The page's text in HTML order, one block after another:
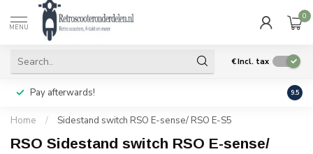
MENU
0
€Incl. tax
Pay afterwards! Geen
9.5
Home / Sidestand switch RSO E-sense/ RSO E-S5
RSO Sidestand switch RSO E-sense/